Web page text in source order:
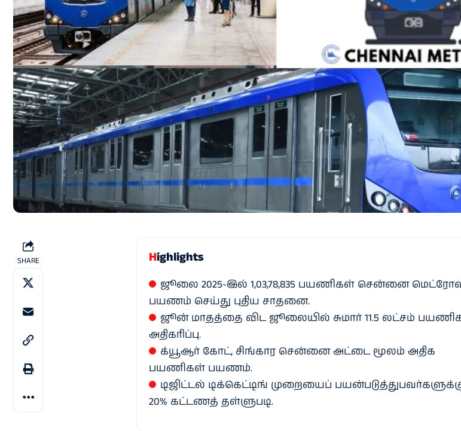
SHARE Highlights
ஜூலை 2025-இல் 1,03,78,835 பயணிகள் சென்னை
பயணம் செய்து புதிய சாதனை.
ஜூன் மாதத்தை விட ஜூலையில் சுமார் 11.5 லட்சம்
அதிகரிப்பு.
க்யூஆர் கோட், சிங்கார சென்னை அட்டை மூலம் அதிக
பயணிகள் பயணம்.
டிஜிட்டல் டிக்கெட்டிங் முறையைப்
20% கட்டணத் தள்ளுபடி.